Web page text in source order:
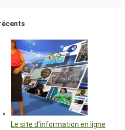
Le site d’information en ligne